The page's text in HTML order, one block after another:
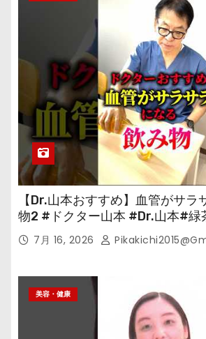
【Dr.山本おすすめ】血管がサラ
物2 #ドクター山本 #Dr.山本#緑
7月 16, 2026
美容・健康